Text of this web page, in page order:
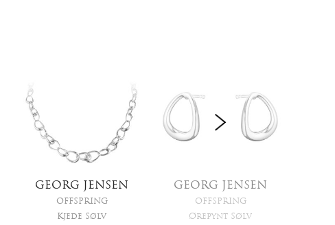
GEORG JENSEN
OFFSPRING
Kjede Sølv
GEORG JENSEN
OFFSPRING
Ørepynt Sølv